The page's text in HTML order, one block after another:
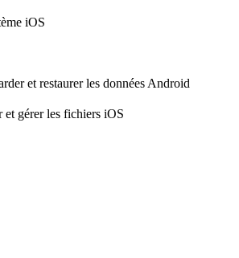
iOS
et restaurer les données Android
et gérer les fichiers iOS